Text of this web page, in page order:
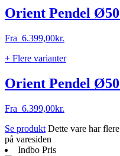
Orient Pendel
Fra 6.399,00kr.
+ Flere varianter
Orient Pendel
Fra 6.399,00kr.
Se produkt Dette vare har
på varesiden
Indbo Pris